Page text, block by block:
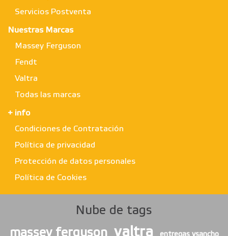
Servicios Postventa
Nuestras Marcas
Massey Ferguson
Fendt
Valtra
Todas las marcas
+ info
Condiciones de Contratación
Política de privacidad
Protección de datos personales
Política de Cookies
Nube de tags
massey ferguson
valtra entregas vsancho